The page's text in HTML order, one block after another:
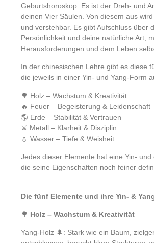
Geburtshoroskop. Es ist der Dreh- und
deinen Vier Säulen. Von diesem aus
und verstehbar. Es gibt Aufschluss über
Persönlichkeit und deine natürliche Art,
Herausforderungen und dem Leben
In der chinesischen Lehre gibt es diese
die jeweils in einer Yin- und Yang-Form
🌳 Holz – Wachstum & Kreativität
🔥 Feuer – Begeisterung & Leidenschaft
🌎 Erde – Stabilität & Vertrauen
⚔️ Metall – Klarheit & Disziplin
💧 Wasser – Tiefe & Weisheit
Jedes dieser Elemente hat eine Yin- und
die seine Eigenschaften noch feiner
Die fünf Elemente und ihre Yin- &
🌳 Holz – Wachstum & Kreativität
Yang-Holz 🌲: Stark wie ein Baum,